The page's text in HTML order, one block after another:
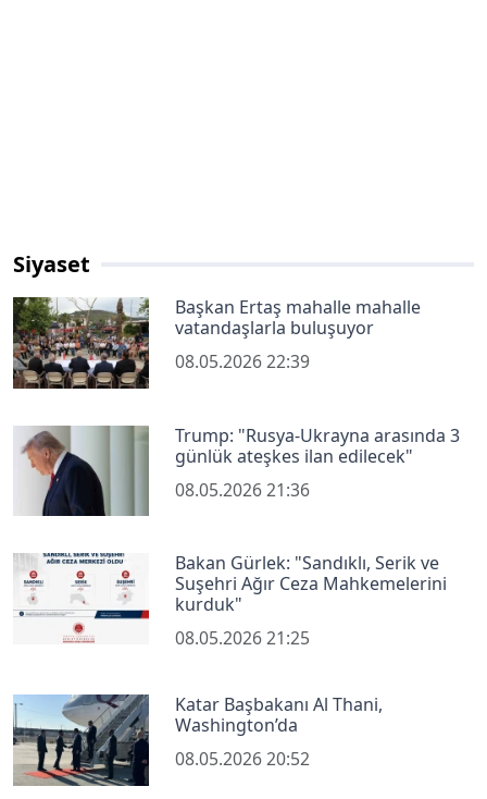
Siyaset
Başkan Ertaş mahalle mahalle
vatandaşlarla buluşuyor
08.05.2026 22:39
Trump: "Rusya-Ukrayna arasında 3
günlük ateşkes ilan edilecek"
08.05.2026 21:36
Bakan Gürlek: "Sandıklı, Serik ve
Suşehri Ağır Ceza Mahkemelerini
kurduk"
08.05.2026 21:25
Katar Başbakanı Al Thani,
Washington’da
08.05.2026 20:52